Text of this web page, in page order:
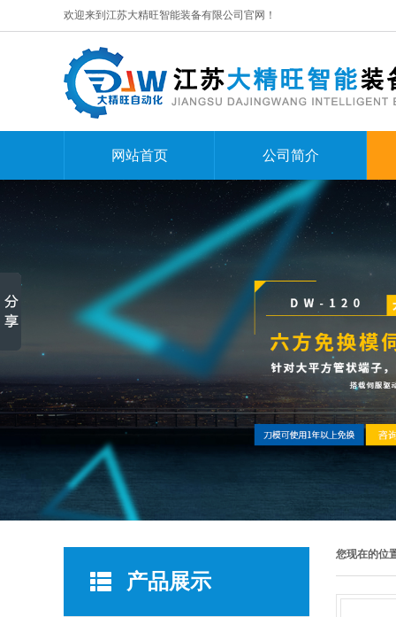
欢迎来到江苏大精旺智能装备有限公司官网！
网站首页 公司简介
产品展示
您现在的位